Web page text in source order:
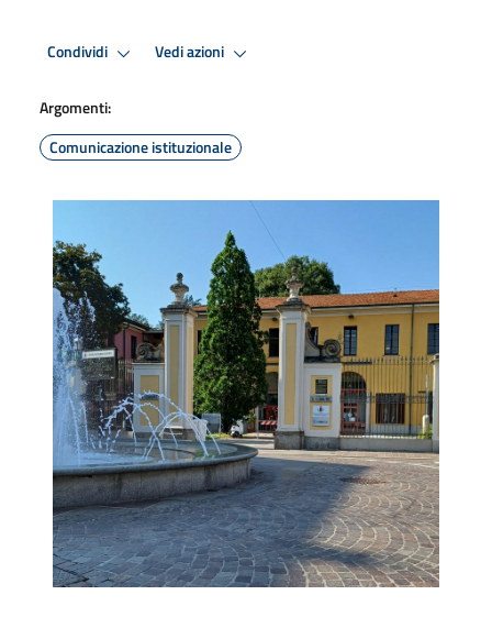
Condividi Vedi azioni
Argomenti:
Comunicazione istituzionale